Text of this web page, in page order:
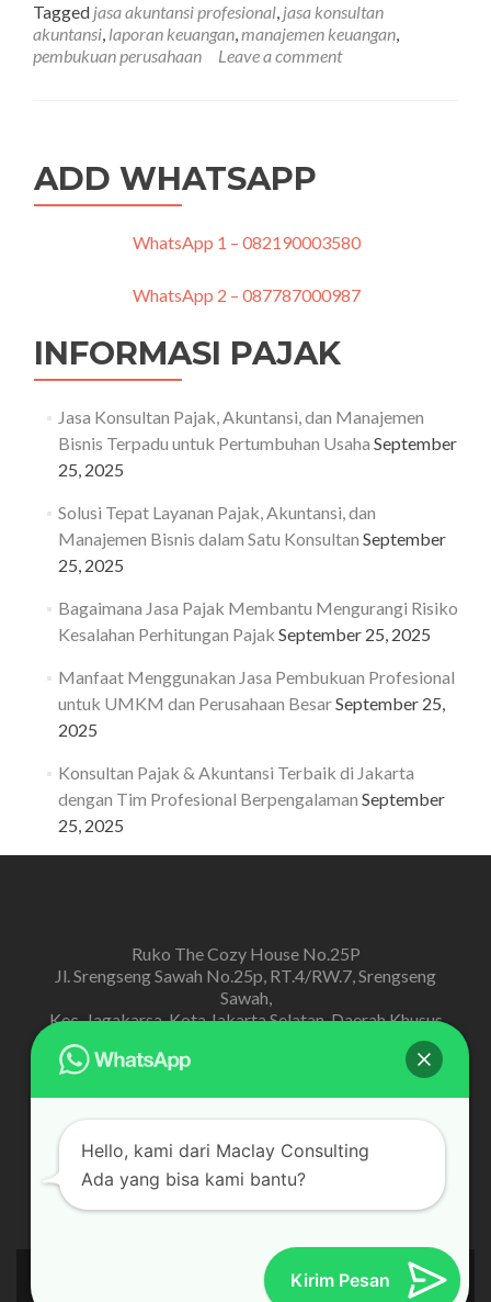
about
Tips
Mengelola
Jasa
Konsultan
Tagged jasa akuntansi profesional, jasa konsultan
akuntansi, laporan keuangan,manajemen keuangan,
pembukuan perusahaan
Leave a comment
ADD WHATSAPP
WhatsApp 1 – 082190003580
WhatsApp 2 – 087787000987
INFORMASI PAJAK
Jasa Konsultan Pajak, Akuntansi, dan Manajemen
Bisnis Terpadu untuk Pertumbuhan Usaha September
25, 2025
Solusi Tepat Layanan Pajak, Akuntansi, dan
Manajemen Bisnis dalam Satu Konsultan September
25, 2025
Bagaimana Jasa Pajak Membantu Mengurangi Risiko
Kesalahan Perhitungan Pajak September 25, 2025
Manfaat Menggunakan Jasa Pembukuan Profesional
untuk UMKM dan Perusahaan BesarSeptember 25,
2025
Konsultan Pajak & Akuntansi Terbaik di Jakarta
dengan Tim Profesional Berpengalaman September
25, 2025
Ruko The Cozy House No.25P
Jl. Srengseng Sawah No.25p, RT.4/RW.7, Srengseng
Sawah,
Kec. Jagakarsa, Kota Jakarta Selatan, Daerah Khusus
admin@me-konsultan.com
Phone. 021 – 2276 134
Mobile. 0821 9000 3580
Jasa Konsultan Pajak developed by ME Konsultan - 2021
Kirim Pesan
Hello, kami dari Maclay Consulting
Ada yang bisa kami bantu?